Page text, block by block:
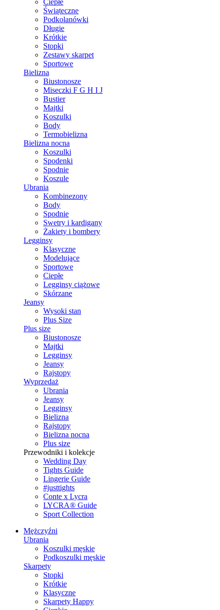
Ciepłe
Świąteczne
Podkolanówki
Długie
Krótkie
Stopki
Zestawy skarpet
Sportowe
Bielizna
Biustonosze
Miseczki F G H I J
Bustier
Majtki
Koszulki
Body
Termobielizna
Bielizna nocna
Koszulki
Spodenki
Spodnie
Koszule
Ubrania
Kombinezony
Body
Spodnie
Swetry i kardigany
Żakiety i bombery
Legginsy
Klasyczne
Modelujące
Sportowe
Ciepłe
Legginsy ciążowe
Skórzane
Jeansy
Wysoki stan
Plus Size
Plus size
Biustonosze
Majtki
Legginsy
Jeansy
Rajstopy
Wyprzedaż
Ubrania
Jeansy
Legginsy
Bielizna
Rajstopy
Bielizna nocna
Plus size
Przewodniki i kolekcje
Wedding Day
Tights Guide
Lingerie Guide
#justtights
Conte x Lycra
LYCRA® Guide
Sport Сollection
Mężczyźni
Ubrania
Koszulki męskie
Podkoszulki męskie
Skarpety
Stopki
Krótkie
Klasyczne
Skarpety Happy